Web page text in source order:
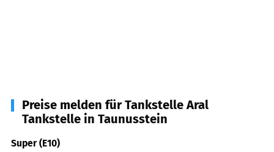
Preise melden für Tankstelle Aral
Tankstelle in Taunusstein
Super (E10)